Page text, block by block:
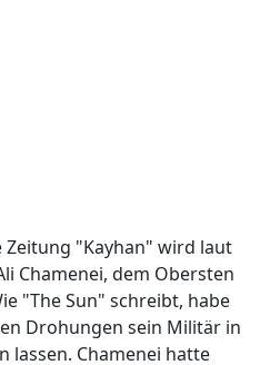
"Kayhan" wird laut
Chamenei, dem Obersten
"The Sun" schreibt, habe
Drohungen sein Militär in
lassen. Chamenei hatte